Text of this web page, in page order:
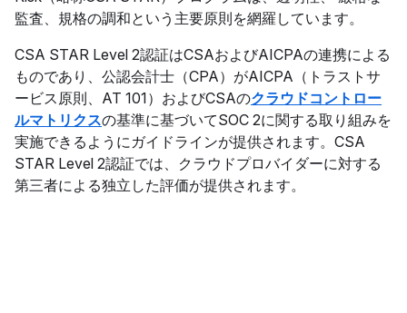
監査、規格の調和という主要原則を網羅しています。
CSA STAR Level 2認証はCSAおよびAICPAの連携による
ものであり、公認会計士（CPA）がAICPA（トラストサ
ービス原則、AT 101）およびCSAのクラウドコントロー
ルマトリクスの基準に基づいてSOC 2に関する取り組みを
実施できるようにガイドラインが提供されます。CSA
STAR Level 2認証では、クラウドプロバイダーに対する
第三者による独立した評価が提供されます。